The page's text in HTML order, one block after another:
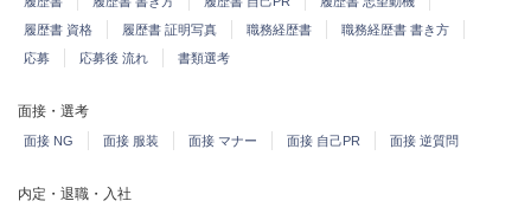
履歴書 資格
履歴書 証明写真 職務経歴書
職務経歴書 書き方
応募
応募後 流れ 書類選考
面接・選考
面接 NG 面接 服装 面接 マナー 面接 自己PR 面接 逆質問
内定・退職・入社